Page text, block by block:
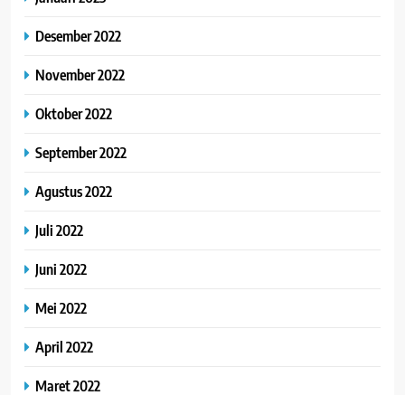
Desember 2022
November 2022
Oktober 2022
September 2022
Agustus 2022
Juli 2022
Juni 2022
Mei 2022
April 2022
Maret 2022